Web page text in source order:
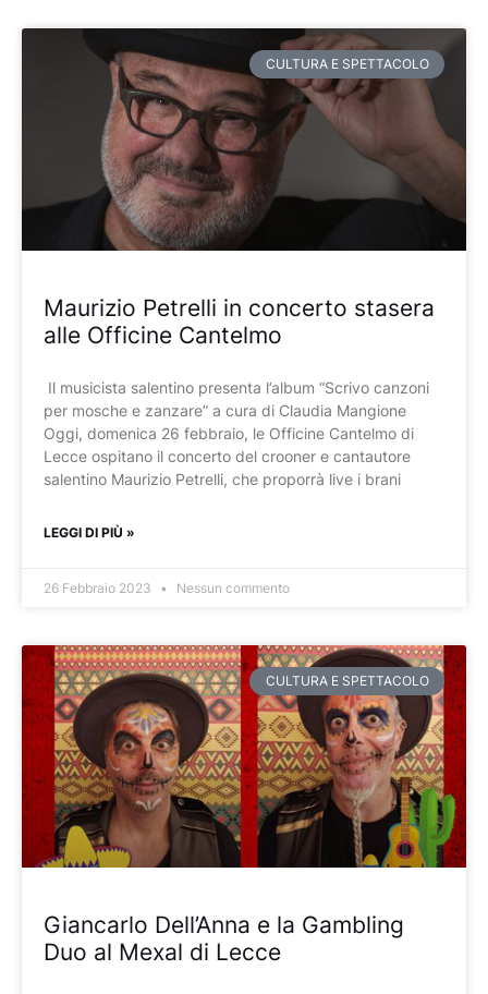
CULTURA E SPETTACOLO
Maurizio Petrelli in concerto stasera
alle Officine Cantelmo
Il musicista salentino presenta l’album “Scrivo canzoni
per mosche e zanzare” a cura di Claudia Mangione
Oggi, domenica 26 febbraio, le Officine Cantelmo di
Lecce ospitano il concerto del crooner e cantautore
salentino Maurizio Petrelli, che proporrà live i brani
LEGGI DI PIÙ »
26 Febbraio 2023 Nessun commento
CULTURA E SPETTACOLO
Giancarlo Dell’Anna e la Gambling
Duo al Mexal di Lecce
PaginaPagina
Pagina